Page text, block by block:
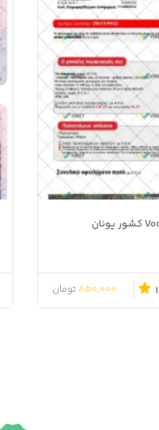
1
850,000 تومان